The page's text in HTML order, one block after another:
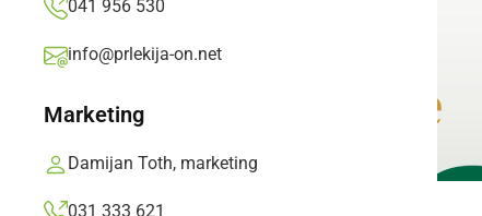
041 956 530
info@prlekija-on.net
Marketing
Damijan Toth, marketing
031 333 621